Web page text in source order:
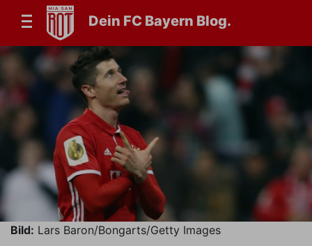
Dein FC Bayern Blog.
Bild: Lars Baron/Bongarts/Getty Images